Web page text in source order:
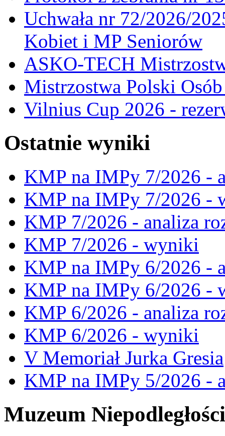
Uchwała nr 72/2026/
Kobiet i MP Seniorów
ASKO-TECH
Mistrzostwa Polski
Vilnius Cup 2026 -
Ostatnie wyniki
KMP na IMPy 7/2026 -
KMP na IMPy 7/2026 -
KMP 7/2026 - analiza
KMP 7/2026 - wyniki
KMP na IMPy 6/2026 -
KMP na IMPy 6/2026 -
KMP 6/2026 - analiza
KMP 6/2026 - wyniki
V Memoriał Jurka Gresia
KMP na IMPy 5/2026 -
Muzeum Niepodległości